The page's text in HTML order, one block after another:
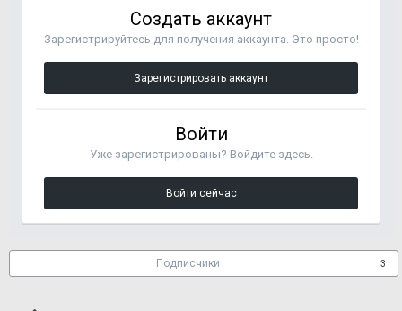
Создать аккаунт
Зарегистрируйтесь для получения аккаунта. Это просто!
Зарегистрировать аккаунт
Войти
Уже зарегистрированы? Войдите здесь.
Войти сейчас
Подписчики 3